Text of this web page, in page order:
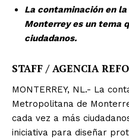
La contaminación en
Monterrey es un tema
ciudadanos.
STAFF / AGENCIA
MONTERREY, NL.- La
Metropolitana de
cada vez a más
iniciativa para diseñar